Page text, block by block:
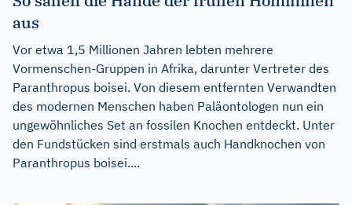
aus
Vor etwa 1,5 Millionen Jahren lebten mehrere
Vormenschen-Gruppen in Afrika, darunter Vertreter des
Paranthropus boisei. Von diesem entfernten Verwandten
des modernen Menschen haben Paläontologen nun ein
ungewöhnliches Set an fossilen Knochen entdeckt. Unter
den Fundstücken sind erstmals auch Handknochen von
Paranthropus boisei....